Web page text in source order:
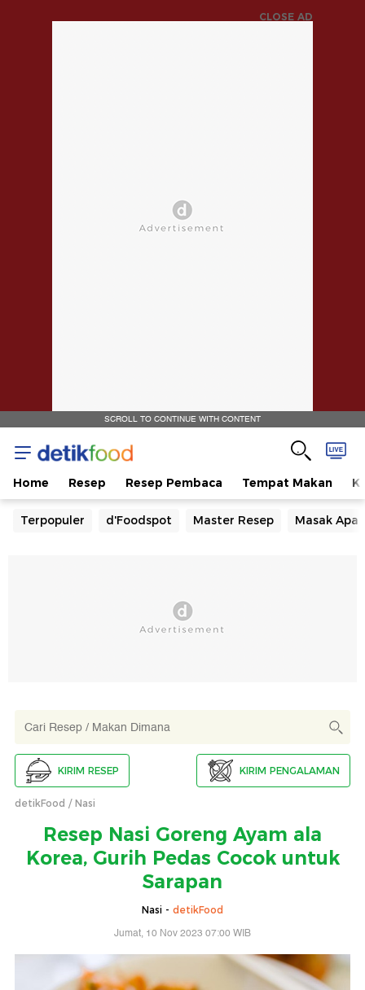
CLOSE AD
SCROLL TO CONTINUE WITH CONTENT
Home Resep Resep Pembaca Tempat Makan
Terpopuler d'Foodspot Master Resep Masak Apa
KIRIM RESEP KIRIM PENGALAMAN
detikFood Nasi
Resep Nasi Goreng Ayam ala
Korea, Gurih Pedas Cocok untuk
Sarapan
Nasi - detikFood
Jumat, 10 Nov 2023 07:00 WIB